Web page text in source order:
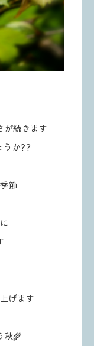
が続きます
うか??
節
げます
秋🌾